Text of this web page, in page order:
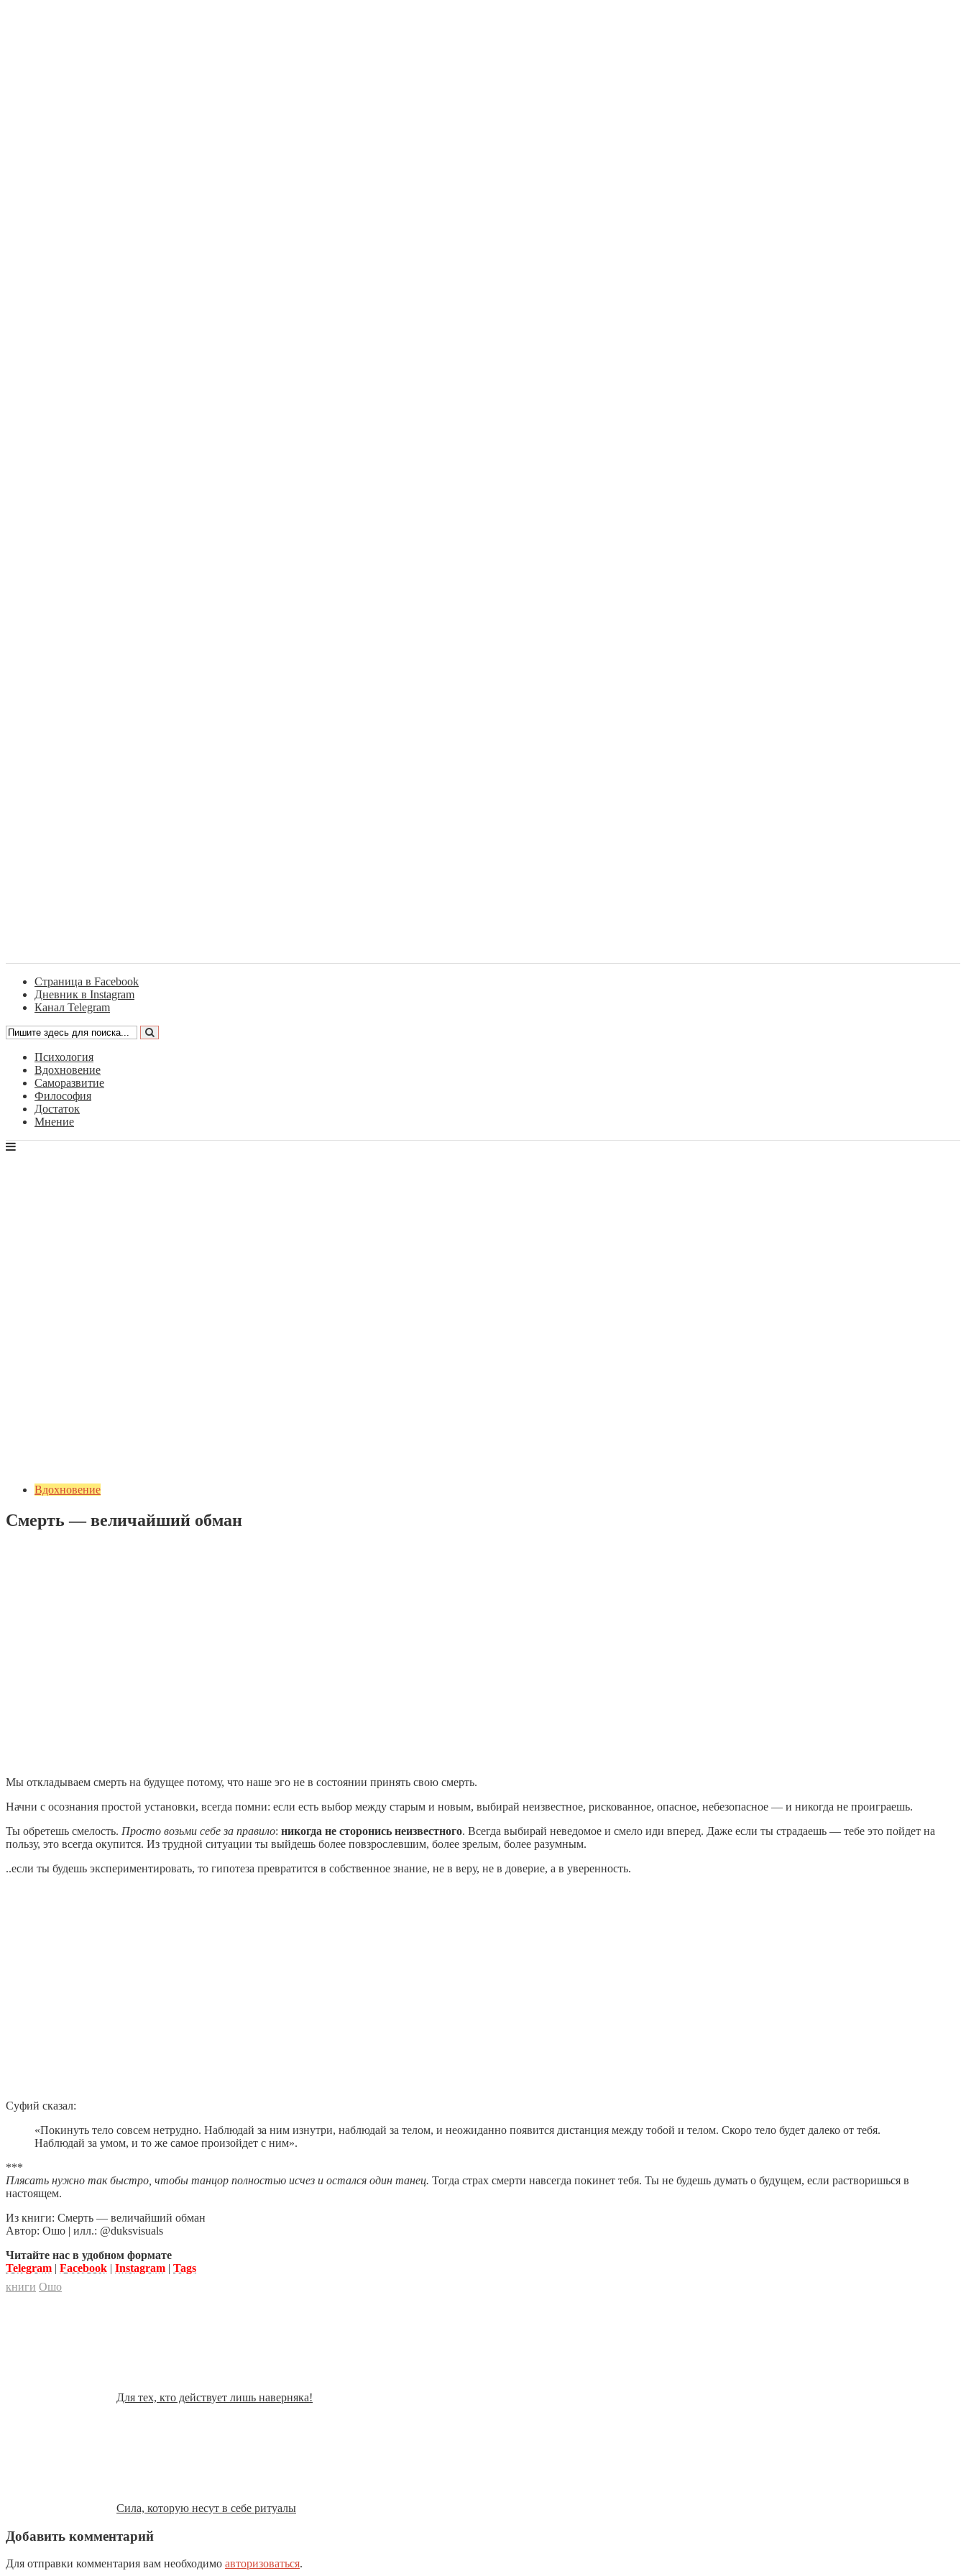
Страница в Facebook
Дневник в Instagram
Канал Telegram
Психология
Вдохновение
Саморазвитие
Философия
Достаток
Мнение
Вдохновение
Смерть — величайший обман
Мы откладываем смерть на будущее потому, что наше эго не в состоянии принять свою смерть.
Начни с осознания простой установки, всегда помни: если есть выбор между старым и новым, выбирай неизвестное, рискованное, опасное, небезопасное — и никогда не проиграешь.
Ты обретешь смелость. Просто возьми себе за правило: никогда не сторонись неизвестного. Всегда выбирай неведомое и смело иди вперед. Даже если ты страдаешь — тебе это пойдет на
пользу, это всегда окупится. Из трудной ситуации ты выйдешь более повзрослевшим, более зрелым, более разумным.
..если ты будешь экспериментировать, то гипотеза превратится в собственное знание, не в веру, не в доверие, а в уверенность.
Суфий сказал:
«Покинуть тело совсем нетрудно. Наблюдай за ним изнутри, наблюдай за телом, и неожиданно появится дистанция между тобой и телом. Скоро тело будет далеко от тебя.
Наблюдай за умом, и то же самое произойдет с ним».
***
Плясать нужно так быстро, чтобы танцор полностью исчез и остался один танец. Тогда страх смерти навсегда покинет тебя. Ты не будешь думать о будущем, если растворишься в
настоящем.
Из книги: Смерть — величайший обман
Автор: Ошо | илл.: @duksvisuals
Читайте нас в удобном формате
Telegram | Facebook | Instagram | Tags
книги Ошо
Для тех, кто действует лишь наверняка!
Cила, которую несут в себе ритуалы
Добавить комментарий
Для отправки комментария вам необходимо авторизоваться.